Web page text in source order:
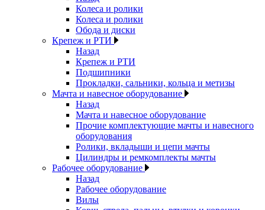
Колеса и ролики
Колеса и ролики
Обода и диски
Крепеж и РТИ
Назад
Крепеж и РТИ
Подшипники
Прокладки, сальники, кольца и метизы
Мачта и навесное оборудование
Назад
Мачта и навесное оборудование
Прочие комплектующие мачты и навесного
оборудования
Ролики, вкладыши и цепи мачты
Цилиндры и ремкомплекты мачты
Рабочее оборудование
Назад
Рабочее оборудование
Вилы